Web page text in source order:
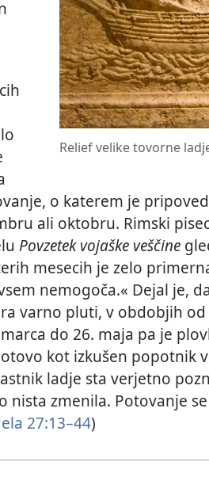
Relief velike tovorne
o katerem je
ali oktobru. Rimski
Povzetek vojaške veščine
mesecih je zelo
nemogoča.« Dejal je,
varno pluti, v obdobjih
do 26. maja pa je
kot izkušen popotnik
ladje sta verjetno
nista zmenila. Potovanje
27:13–44)